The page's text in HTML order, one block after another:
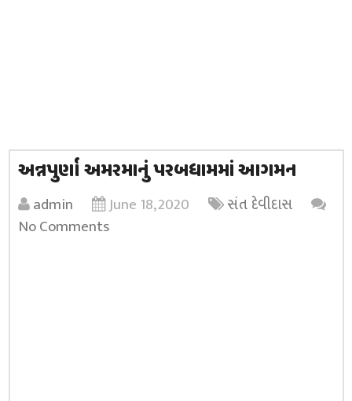
અન્નપુર્ણા અમરમાનું પરબધામમાં આગમન
admin June 18, 2020
સંત દેવીદાસ
No Comments